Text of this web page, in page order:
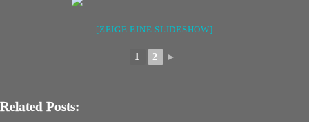
[ZEIGE EINE SLIDESHOW]
1 2 ►
Related Posts: